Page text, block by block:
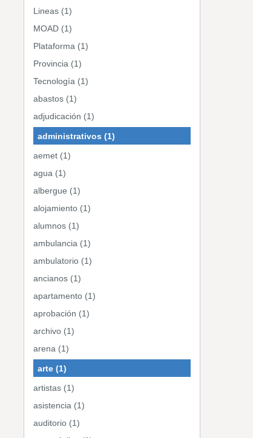
Lineas (1)
MOAD (1)
Plataforma (1)
Provincia (1)
Tecnología (1)
abastos (1)
adjudicación (1)
administrativos (1)
aemet (1)
agua (1)
albergue (1)
alojamiento (1)
alumnos (1)
ambulancia (1)
ambulatorio (1)
ancianos (1)
apartamento (1)
aprobación (1)
archivo (1)
arena (1)
arte (1)
artistas (1)
asistencia (1)
auditorio (1)